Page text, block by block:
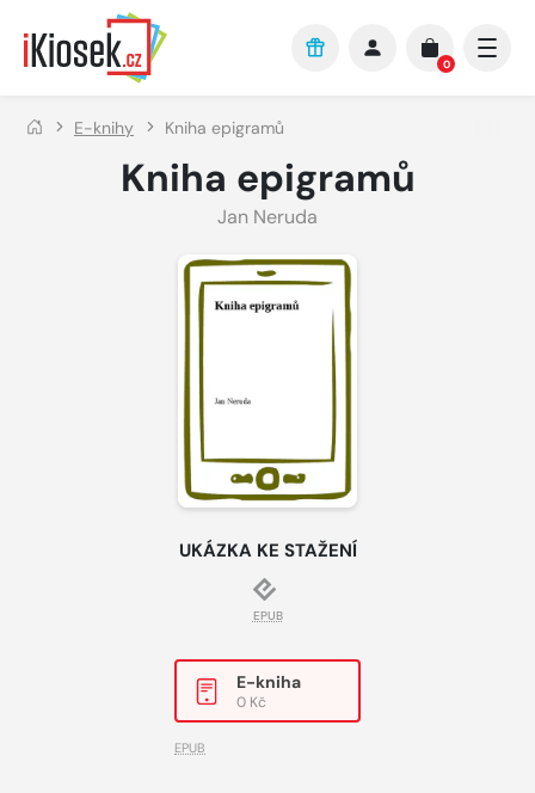
Přejít na hlavní obsah
0
E-knihy Kniha epigramů
Kniha epigramů
Jan Neruda
UKÁZKA KE STAŽENÍ
EPUB
E-kniha
0 Kč
EPUB